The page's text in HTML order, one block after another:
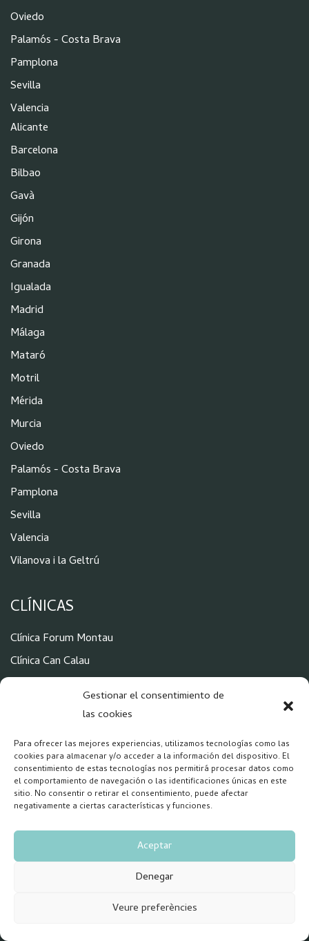
Gestionar el consentimiento de
las cookies
Para ofrecer las mejores experiencias, utilizamos tecnologías como las
cookies para almacenar y/o acceder a la información del dispositivo. El
consentimiento de estas tecnologías nos permitirá procesar datos como
el comportamiento de navegación o las identificaciones únicas en este
sitio. No consentir o retirar el consentimiento, puede afectar
negativamente a ciertas características y funciones.
Aceptar
Denegar
Veure preferències
Oviedo
Palamós - Costa Brava
Pamplona
Sevilla
Valencia
Alicante
Barcelona
Bilbao
Gavà
Gijón
Girona
Granada
Igualada
Madrid
Málaga
Mataró
Motril
Mérida
Murcia
Oviedo
Palamós - Costa Brava
Pamplona
Sevilla
Valencia
Vilanova i la Geltrú
CLÍNICAS
Clínica Forum Montau
Clínica Can Calau
Aviso Legal
Política de Privacidad
Política Cookies
no que complementa la relación entre el profesional de salud
y su paciente o visitante y en caso de duda debe consultar
El responsable del tratamiento de los datos
de carácter personal es Forum Montau S.L.